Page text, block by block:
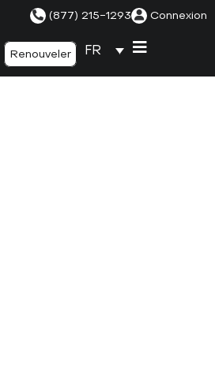
(877) 215-1293 Connexion
Renouveler FR